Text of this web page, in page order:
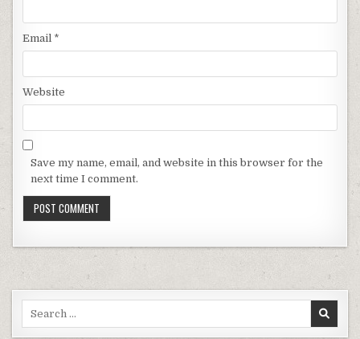
Email *
Website
Save my name, email, and website in this browser for the
next time I comment.
Search for: